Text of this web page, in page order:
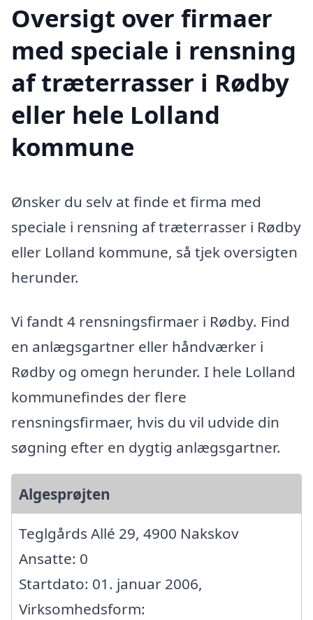
Oversigt over firmaer
med speciale i rensning
af træterrasser i Rødby
eller hele Lolland
kommune
Ønsker du selv at finde et firma med
speciale i rensning af træterrasser i Rødby
eller Lolland kommune, så tjek oversigten
herunder.
Vi fandt 4 rensningsfirmaer i Rødby. Find
en anlægsgartner eller håndværker i
Rødby og omegn herunder. I hele Lolland
kommunefindes der flere
rensningsfirmaer, hvis du vil udvide din
søgning efter en dygtig anlægsgartner.
Algesprøjten
Teglgårds Allé 29, 4900 Nakskov
Ansatte: 0
Startdato: 01. januar 2006,
Virksomhedsform: